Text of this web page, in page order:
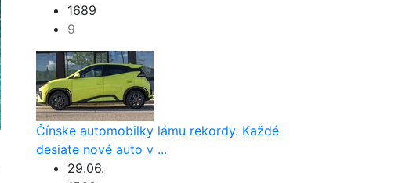
1689
9
Čínske automobilky lámu rekordy. Každé
desiate nové auto v ...
29.06.